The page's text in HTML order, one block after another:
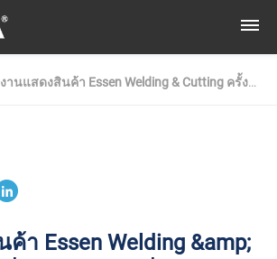
งานแสดงสินค้า Essen Welding & Cutting ครั้งที่
า Essen Welding &amp;